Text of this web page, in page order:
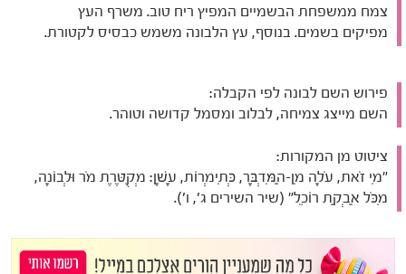
צמח ממשפחת הבשמיים המפיץ ריח טוב. משרף העץ
מפיקים בשמים. בנוסף, עץ הלבונה משמש כבסיס לקטורת.
פירוש השם לבונה לפי הקבלה:
השם מייצג צמיחה, לבלוב ומסמל קדושה וטוהר.
ציטוט מן המקורות:
"מִי זֹאת, עֹלָה מִן-הַמִּדְבָּר, כְּתִימְרוֹת, עָשָׁן: מְקֻטֶּרֶת מֹר וּלְבוֹנָה,
מִכֹּל אַבְקַת רוֹכֵל" (שיר השירים ג', ו').